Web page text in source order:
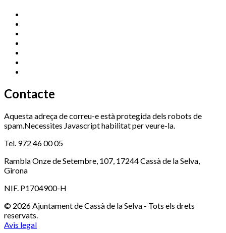
Contacte
Aquesta adreça de correu-e està protegida dels robots de
spam.Necessites Javascript habilitat per veure-la.
Tel. 972 46 00 05
Rambla Onze de Setembre, 107, 17244 Cassà de la Selva,
Girona
NIF. P1704900-H
© 2026 Ajuntament de Cassà de la Selva - Tots els drets
reservats.
Avis legal